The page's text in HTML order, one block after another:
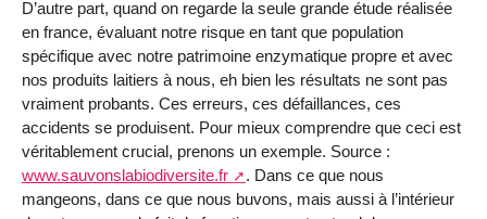
D’autre part, quand on regarde la seule grande étude réalisée
en france, évaluant notre risque en tant que population
spécifique avec notre patrimoine enzymatique propre et avec
nos produits laitiers à nous, eh bien les résultats ne sont pas
vraiment probants. Ces erreurs, ces défaillances, ces
accidents se produisent. Pour mieux comprendre que ceci est
véritablement crucial, prenons un exemple. Source :
www.sauvonslabiodiversite.fr
. Dans ce que nous
mangeons, dans ce que nous buvons, mais aussi à l’intérieur